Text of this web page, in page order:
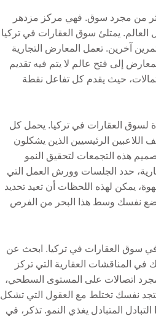
أكثر من مجرد سوق. فهي مركز مزدهر
يمتلئ سوق العقارات في تركيا
آخرين. تعمل المعارض التجارية
إلى فتح عالم لا يتم فيه تقديم
استعد للغوص في بحر من الاحتمالات، حيث يقدم كل تفاعل نقطة
في عام 2023 ثروة من جواهر التواصل الفريدة لسوق العقارات في تركيا. يحمل كل
اللاعبين الرئيسيين الذين يشكلون
هذه التجمعات لتحقيق النمو
حدد الجلسات وورش العمل التي
يمكن لهذه اللحظات أن تعيد تحديد
نفسك وسط هذا البحر من الفرص
في سوق العقارات في تركيا. ابحث عن
المناقشات العقارية التي تركز
مجرد اتصالات على المستوى السطحي،
هادفة يمكن أن تؤثر على حياتك المهنية. انغمس في هذه الأحداث العقارية لعام 2023، وستجد نفسك تختلط مع العقول التي تشكل
المتبادل يغذي النمو. تذكر، في